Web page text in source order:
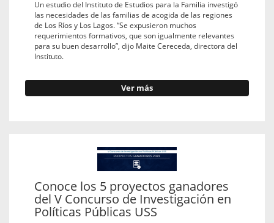
Un estudio del Instituto de Estudios para la Familia investigó
las necesidades de las familias de acogida de las regiones
de Los Ríos y Los Lagos. “Se expusieron muchos
requerimientos formativos, que son igualmente relevantes
para su buen desarrollo”, dijo Maite Cereceda, directora del
Instituto.
Ver más
Conoce los 5 proyectos ganadores
del V Concurso de Investigación en
Políticas Públicas USS